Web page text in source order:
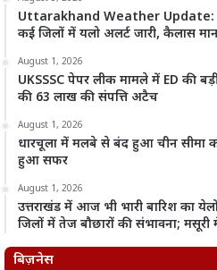
Uttarakhand Weather Update:
कई जिलों में यलो अलर्ट जारी, कैलास
August 1, 2026
UKSSSC पेपर लीक मामले में ED की
की 63 लाख की संपत्ति अटैच
August 1, 2026
धारचूला में मलबे से बंद हुआ चीन सीमा
हुआ सफर
August 1, 2026
उत्तराखंड में आज भी भारी बारिश का
जिलों में तेज बौछारों की संभावना; मसूरी
बिज़नेस